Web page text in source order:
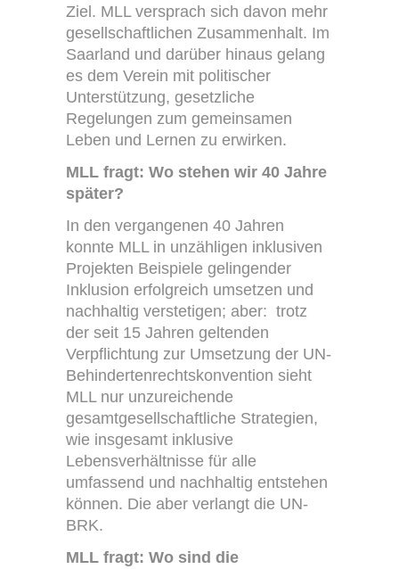
Graustufen
Ziel. MLL versprach sich davon mehr
gesellschaftlichen Zusammenhalt. Im
Saarland und darüber hinaus gelang
es dem Verein mit politischer
Unterstützung, gesetzliche
Regelungen zum gemeinsamen
Leben und Lernen zu erwirken.
MLL fragt: Wo stehen wir 40 Jahre
später?
In den vergangenen 40 Jahren
konnte MLL in unzähligen inklusiven
Projekten Beispiele gelingender
Inklusion erfolgreich umsetzen und
nachhaltig verstetigen; aber: trotz
der seit 15 Jahren geltenden
Verpflichtung zur Umsetzung der UN-
Behindertenrechtskonvention sieht
MLL nur unzureichende
gesamtgesellschaftliche Strategien,
wie insgesamt inklusive
Lebensverhältnisse für alle
umfassend und nachhaltig entstehen
können. Die aber verlangt die UN-
BRK.
MLL fragt: Wo sind die